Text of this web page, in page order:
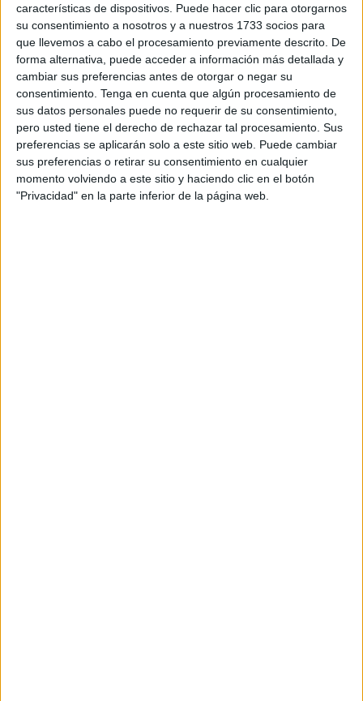
características de dispositivos. Puede hacer clic para otorgarnos
su consentimiento a nosotros y a nuestros 1733 socios para
que llevemos a cabo el procesamiento previamente descrito. De
forma alternativa, puede acceder a información más detallada y
cambiar sus preferencias antes de otorgar o negar su
consentimiento. Tenga en cuenta que algún procesamiento de
sus datos personales puede no requerir de su consentimiento,
pero usted tiene el derecho de rechazar tal procesamiento. Sus
preferencias se aplicarán solo a este sitio web. Puede cambiar
sus preferencias o retirar su consentimiento en cualquier
momento volviendo a este sitio y haciendo clic en el botón
"Privacidad" en la parte inferior de la página web.
Hamido recibe esta distinción a pocos días de que el
equipo caballase juegue la permanencia, tema que como
es lógico ha salido a colación en este sencillo pero
emotivo acto. La asociación ha querido tener un detalle
con una persona que desde que llegara al club se ha
dejado el alma y por eso hay que ser agradecido con las
personas que demuestran amor por su ciudad.
El presidente del Ceuta ha recogido visiblemente
emocionado una placa y ha querido agradecer el